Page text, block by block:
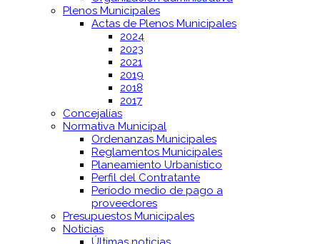
Plenos Municipales
Actas de Plenos Municipales
2024
2023
2021
2019
2018
2017
Concejalías
Normativa Municipal
Ordenanzas Municipales
Reglamentos Municipales
Planeamiento Urbanístico
Perfil del Contratante
Período medio de pago a
proveedores
Presupuestos Municipales
Noticias